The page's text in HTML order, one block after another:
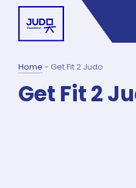
Home - Get Fit 2 Judo
Get Fit 2